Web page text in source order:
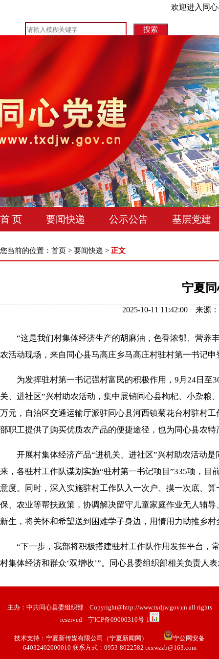
欢迎进入同
首 页 要闻快递 公示公告 基层党建
您当前的位置： 首页 > 要闻快递 > 正文
宁夏
2025-10-11 11:42:00 来
“这是我们村集体经济生产的胡麻油，色香浓郁、营养丰
农活动现场，来自同心县马高庄乡马高庄村驻村第一书记
为发挥驻村第一书记强村富民的积极作用，9月24日至
关、进社区”兴村助农活动，集中展销同心县枸杞、小杂粮
万元，自治区交通运输厅派驻同心县河西镇菊花台村驻村
部职工提供了购买优质农产品的便捷途径，也为同心县农
开展村集体经济产品“进机关、进社区”兴村助农活动是
来，各驻村工作队谋划实施“驻村第一书记项目”335项，
意度。同时，深入实施驻村工作队入一次户、摸一次底、
保、农业等帮扶政策，协调解决留守儿童家庭作业无人辅
新生，将关怀和希望送到困难学子身边，用情用力助推乡村
“下一步，我部将积极搭建驻村工作队作用发挥平台，常
村集体经济和群众‘双增收’”。同心县委组织部相关负责人
主办：中共同心县委组织部
Copyright@http://www.txdjw.gov.cn all rights
reserved
宁ICP备09000310号-1
技术支持： 宁夏新传媒有限公司（宁夏新闻网）
宁公网安备
64032402000010 联系方式：0953-8022582 txxwzzb@163.com